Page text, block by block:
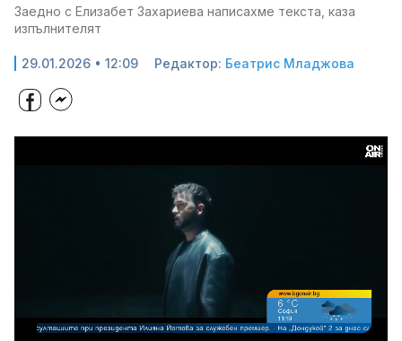
Заедно с Елизабет Захариева написахме текста, каза
изпълнителят
29.01.2026 • 12:09 Редактор: Беатрис Младжова
Unmute Loaded: